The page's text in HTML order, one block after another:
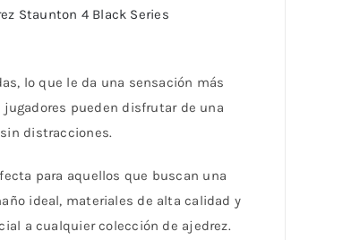
Staunton 4 Black Series
lo que le da una sensación más
pueden disfrutar de una
distracciones.
para aquellos que buscan una
ideal, materiales de alta calidad y
a cualquier colección de ajedrez.